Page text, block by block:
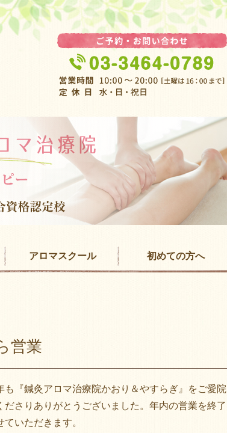
アロマスクール 初めての方へ
営業
も『鍼灸アロマ治療院かおり＆やすらぎ』をご愛院
ださりありがとうございました。年内の営業を終了
ていただきます。